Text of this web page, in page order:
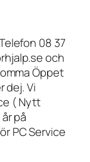
08 37
och
Öppet
dej. Vi
( Nytt
på
PC Service